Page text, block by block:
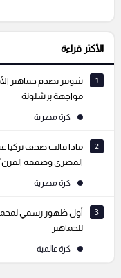
التعليقات السابقة
الأكثر قراءة
1
شوبير يصدم جماهير
مواجهة برشلونة
كرة مصرية
2
ماذا قالت صحف تركيا
المصري وصفقة
كرة مصرية
3
أول ظهور رسمي
للجماهير
كرة عالمية